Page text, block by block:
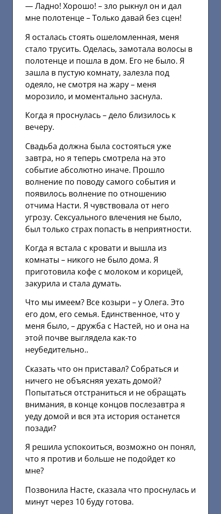
— Ладно! Хорошо! – зло рыкнул он и дал
мне полотенце – Только давай без сцен!
Я осталась стоять ошеломленная, меня
стало трусить. Оделась, замотала волосы в
полотенце и пошла в дом. Его не было. Я
зашла в пустую комнату, залезла под
одеяло, не смотря на жару – меня
морозило, и моментально заснула.
Когда я проснулась – дело близилось к
вечеру.
Свадьба должна была состояться уже
завтра, но я теперь смотрела на это
событие абсолютно иначе. Прошло
волнение по поводу самого события и
появилось волнение по отношению
отчима Насти. Я чувствовала от него
угрозу. Сексуального влечения не было,
был только страх попасть в неприятности.
Когда я встала с кровати и вышла из
комнаты – никого не было дома. Я
приготовила кофе с молоком и корицей,
закурила и стала думать.
Что мы имеем? Все козыри – у Олега. Это
его дом, его семья. Единственное, что у
меня было, – дружба с Настей, но и она на
этой почве выглядела как-то
неубедительно..
Сказать что он приставал? Собраться и
ничего не объясняя уехать домой?
Попытаться отстраниться и не обращать
внимания, в конце концов послезавтра я
уеду домой и вся эта история останется
позади?
Я решила успокоиться, возможно он понял,
что я против и больше не подойдет ко
мне?
Позвонила Насте, сказала что проснулась и
минут через 10 буду готова.